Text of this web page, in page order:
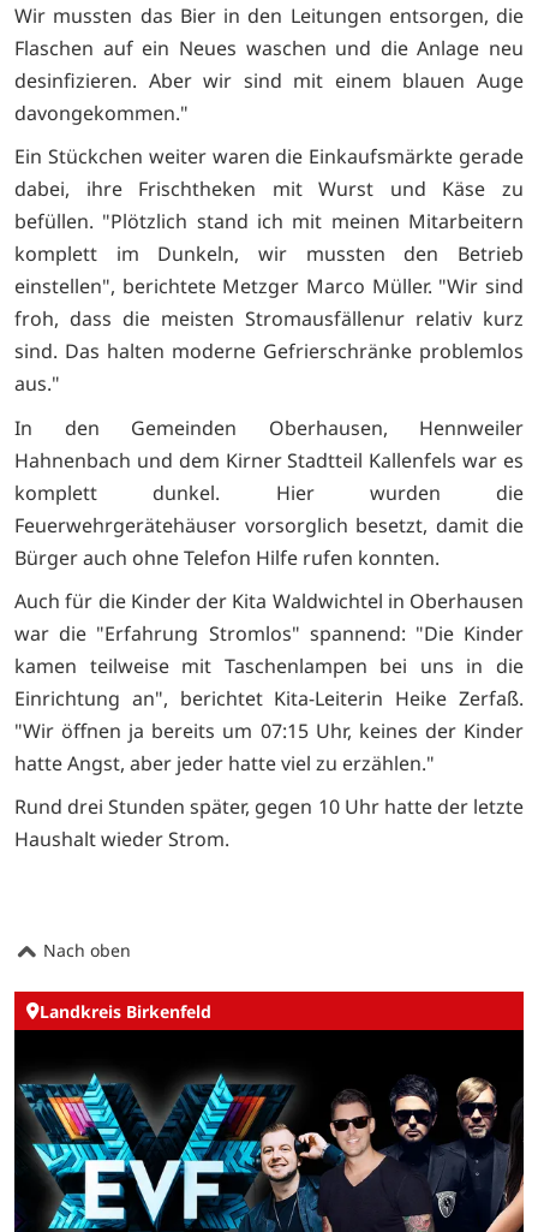
Wir mussten das Bier in den Leitungen entsorgen, die
Flaschen auf ein Neues waschen und die Anlage neu
desinfizieren. Aber wir sind mit einem blauen Auge
davongekommen."
Ein Stückchen weiter waren die Einkaufsmärkte gerade
dabei, ihre Frischtheken mit Wurst und Käse zu
befüllen. "Plötzlich stand ich mit meinen Mitarbeitern
komplett im Dunkeln, wir mussten den Betrieb
einstellen", berichtete Metzger Marco Müller. "Wir sind
froh, dass die meisten Stromausfällenur relativ kurz
sind. Das halten moderne Gefrierschränke problemlos
aus."
In den Gemeinden Oberhausen, Hennweiler
Hahnenbach und dem Kirner Stadtteil Kallenfels war es
komplett dunkel. Hier wurden die
Feuerwehrgerätehäuser vorsorglich besetzt, damit die
Bürger auch ohne Telefon Hilfe rufen konnten.
Auch für die Kinder der Kita Waldwichtel in Oberhausen
war die "Erfahrung Stromlos" spannend: "Die Kinder
kamen teilweise mit Taschenlampen bei uns in die
Einrichtung an", berichtet Kita-Leiterin Heike Zerfaß.
"Wir öffnen ja bereits um 07:15 Uhr, keines der Kinder
hatte Angst, aber jeder hatte viel zu erzählen."
Rund drei Stunden später, gegen 10 Uhr hatte der letzte
Haushalt wieder Strom.
Nach oben
Landkreis Birkenfeld